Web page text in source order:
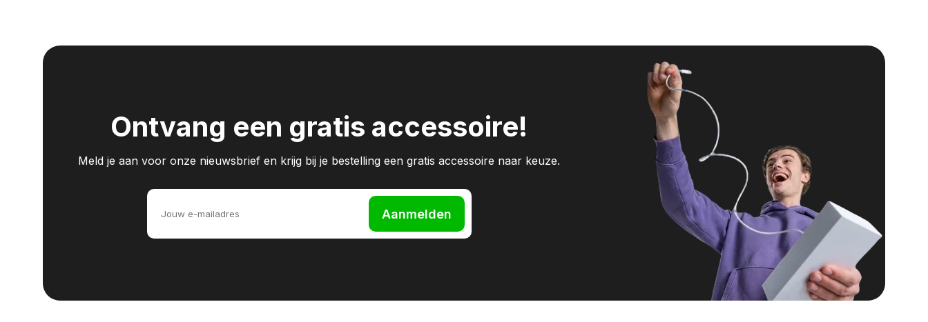
Ontvang een gratis accessoire!
Meld je aan voor onze nieuwsbrief en krijg bij je bestelling een gratis accessoire naar keuze.
Aanmelden